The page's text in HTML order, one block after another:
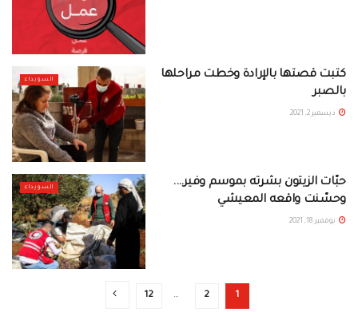
السويداء
كتبت قصتها بالإرادة وخطت مراحلها
بالصبر
ديسمبر 2, 2021
السويداء
حبّات الزيتون بشرته بموسم وفير….
وحسّنت واقعه المعيشي
نوفمبر 18, 2021
1
2
…
12